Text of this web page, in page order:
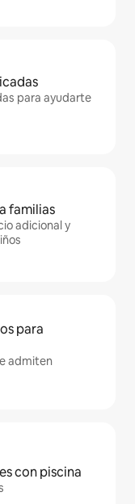
para ayudarte
familias
adicional y
para
admiten
con piscina